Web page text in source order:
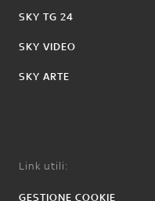
SKY TG 24
SKY VIDEO
SKY ARTE
Link utili:
GESTIONE COOKIE